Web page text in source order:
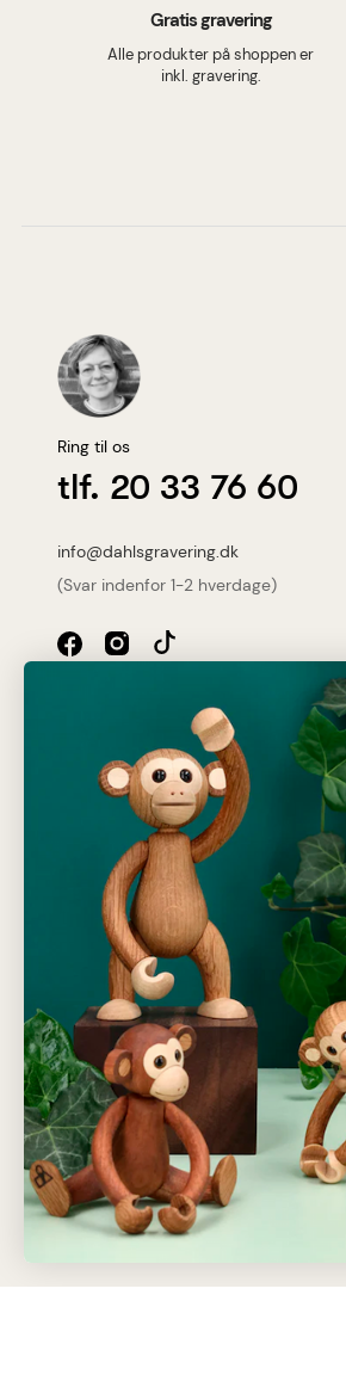
Gratis gravering
Alle produkter på shoppen er
inkl. gravering.
Ring til os
tlf. 20 33 76 60
info@dahlsgravering.dk
(Svar indenfor 1-2 hverdage)
Dahlsgravering.dk
Øster Løgumvej 13 B
Genner
6230 Rødekro